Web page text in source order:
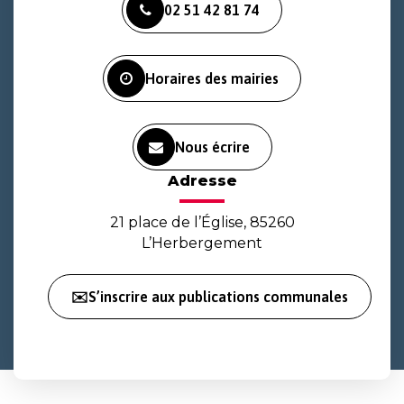
le
compte
le
compte
la
chaîne
02 51 42 81 74
Horaires des mairies
Nous écrire
Adresse
21 place de l’Église, 85260
L’Herbergement
✉️S’inscrire aux publications communales